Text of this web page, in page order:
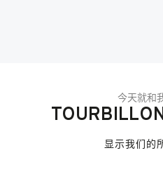
今天就和
显示我们的